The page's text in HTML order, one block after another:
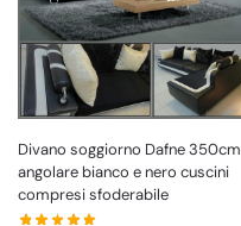
Divano soggiorno Dafne 350cm
angolare bianco e nero cuscini
compresi sfoderabile